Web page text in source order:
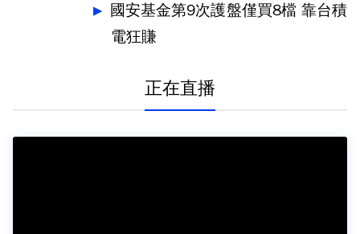
國安基金第9次護盤僅買8檔 靠台積
電狂賺
正在直播